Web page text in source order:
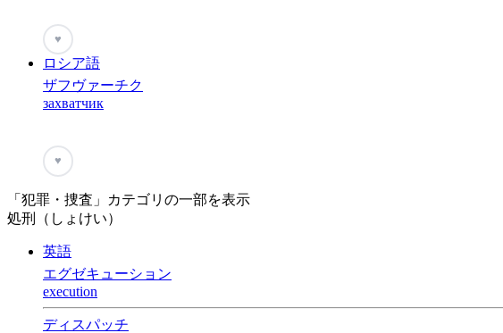
♥
ロシア語
ザフヴァーチク
захватчик
♥
「犯罪・捜査」カテゴリの一部を表示
処刑（しょけい）
英語
エグゼキューション
execution
ディスパッチ